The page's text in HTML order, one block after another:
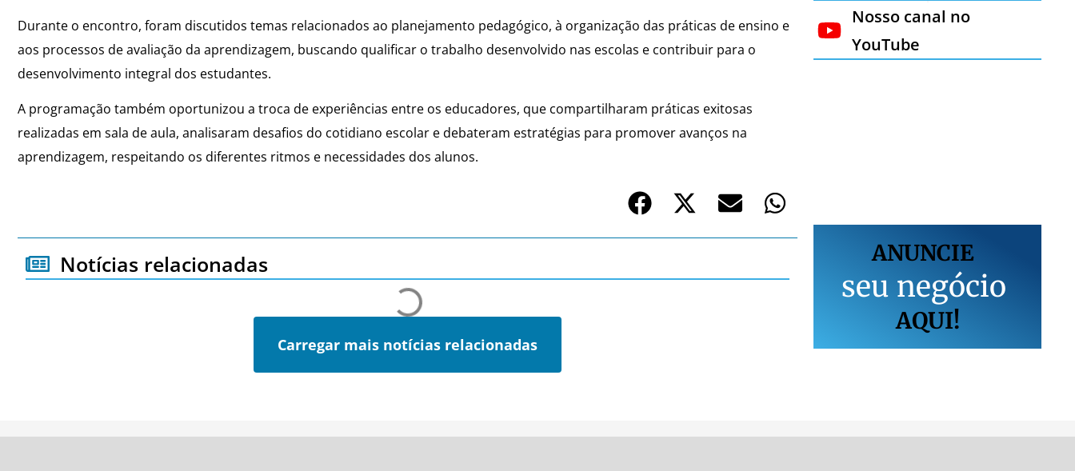
Durante o encontro, foram discutidos temas relacionados ao planejamento pedagógico, à organização das práticas de ensino e
aos processos de avaliação da aprendizagem, buscando qualificar o trabalho desenvolvido nas escolas e contribuir para o
desenvolvimento integral dos estudantes.
A programação também oportunizou a troca de experiências entre os educadores, que compartilharam práticas exitosas
realizadas em sala de aula, analisaram desafios do cotidiano escolar e debateram estratégias para promover avanços na
aprendizagem, respeitando os diferentes ritmos e necessidades dos alunos.
Notícias relacionadas
Carregar mais notícias relacionadas
Nosso canal no
YouTube
ANUNCIE
seu negócio
AQUI!